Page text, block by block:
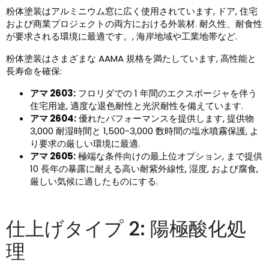
粉体塗装はアルミニウム窓に広く使用されています, ドア, 住宅
および商業プロジェクトの両方における外装材. 耐久性、耐食性
が要求される環境に最適です。, 海岸地域や工業地帯など.
粉体塗装はさまざまな AAMA 規格を満たしています, 高性能と
長寿命を確保:
アマ 2603: フロリダでの 1 年間のエクスポージャを伴う
住宅用途, 適度な退色耐性と光沢耐性を備えています.
アマ 2604:優れたパフォーマンスを提供します, 提供物
3,000 耐湿時間と 1,500-3,000 数時間の塩水噴霧保護, よ
り要求の厳しい環境に最適.
アマ 2605:極端な条件向けの最上位オプション, まで提供
10 長年の暴露に耐える高い耐紫外線性, 湿度, および腐食,
厳しい気候に適したものにする.
仕上げタイプ 2: 陽極酸化処
理